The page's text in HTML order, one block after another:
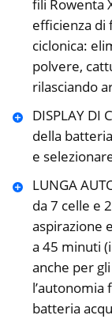
fili Rowenta
efficienza di
ciclonica:
polvere,
rilasciando
DISPLAY DI
della
e
LUNGA
da 7 celle e
aspirazione
a 45 minuti
anche per
l’autonomia
batteria